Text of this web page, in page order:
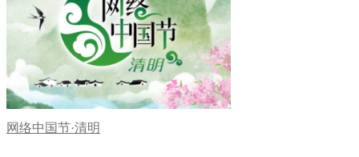
网络中国节·清明